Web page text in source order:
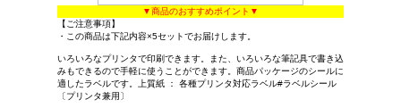
▼商品のおすすめポイント▼
【ご注意事項】
・この商品は下記内容×5セットでお届けします。
いろいろなプリンタで印刷できます。また、いろいろな筆記具で書き込
みもできるので手軽に使うことができます。商品パッケージのシールに
適したラベルです。上質紙 ： 各種プリンタ対応ラベル#ラベルシール
〔プリンタ兼用〕